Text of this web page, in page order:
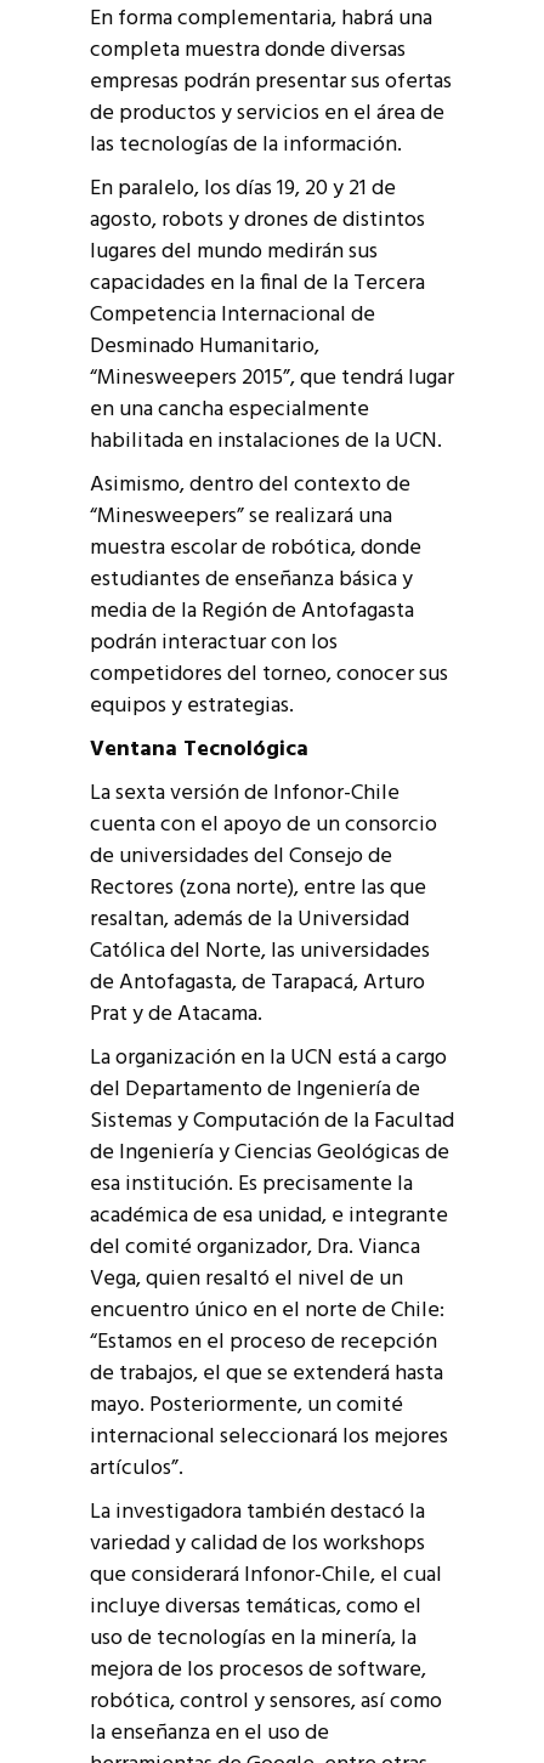
En forma complementaria, habrá una
completa muestra donde diversas
empresas podrán presentar sus ofertas
de productos y servicios en el área de
las tecnologías de la información.
En paralelo, los días 19, 20 y 21 de
agosto, robots y drones de distintos
lugares del mundo medirán sus
capacidades en la final de la Tercera
Competencia Internacional de
Desminado Humanitario,
“Minesweepers 2015”, que tendrá lugar
en una cancha especialmente
habilitada en instalaciones de la UCN.
Asimismo, dentro del contexto de
“Minesweepers” se realizará una
muestra escolar de robótica, donde
estudiantes de enseñanza básica y
media de la Región de Antofagasta
podrán interactuar con los
competidores del torneo, conocer sus
equipos y estrategias.
Ventana Tecnológica
La sexta versión de Infonor-Chile
cuenta con el apoyo de un consorcio
de universidades del Consejo de
Rectores (zona norte), entre las que
resaltan, además de la Universidad
Católica del Norte, las universidades
de Antofagasta, de Tarapacá, Arturo
Prat y de Atacama.
La organización en la UCN está a cargo
del Departamento de Ingeniería de
Sistemas y Computación de la Facultad
de Ingeniería y Ciencias Geológicas de
esa institución. Es precisamente la
académica de esa unidad, e integrante
del comité organizador, Dra. Vianca
Vega, quien resaltó el nivel de un
encuentro único en el norte de Chile:
“Estamos en el proceso de recepción
de trabajos, el que se extenderá hasta
mayo. Posteriormente, un comité
internacional seleccionará los mejores
artículos”.
La investigadora también destacó la
variedad y calidad de los workshops
que considerará Infonor-Chile, el cual
incluye diversas temáticas, como el
uso de tecnologías en la minería, la
mejora de los procesos de software,
robótica, control y sensores, así como
la enseñanza en el uso de